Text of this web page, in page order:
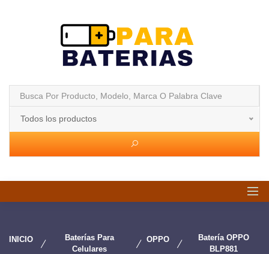
Todos los productos
INICIO
Baterías Para
Celulares
OPPO
Batería OPPO
BLP881